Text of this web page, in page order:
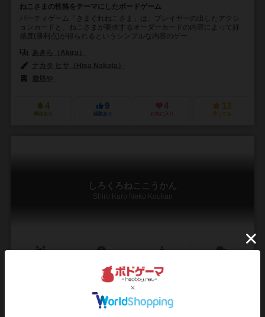
ねこさまの性格をテーマにしたボードゲーム
パーティゲーム「きまぐれねこさま」は、プレイヤーの出したアクシ
ョンカードと、ねこさまが要求するオーダーカードの内容によって好
感度(勝利点)が得られるというシンプルな内容のゲー...
あきら（Akira）
ナカタ ヒサ（Hisa Nakata）
遊坊や
4
興味あり
9
経験あり
4
お気に入り
13
持ってる
しろくろねここうかん
Shiro Kuro Neko Koukan
作品説明文の編集者を募集中